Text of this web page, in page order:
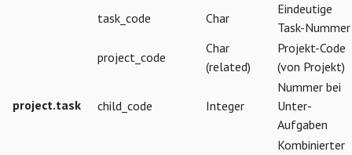
project.task
task_code Char
Eindeutige
Task-Nummer
project_code
Char
(related)
Projekt-Code
(von Projekt)
child_code Integer
Nummer bei
Unter-
Aufgaben
Kombinierter